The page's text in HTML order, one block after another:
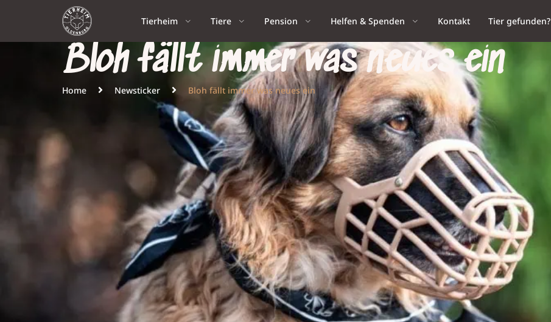
Tierheim Tiere Pension Helfen & Spenden Kontakt Tier gefunden?
Bloh fällt immer was neues ein
Home Newsticker Bloh fällt immer was neues ein